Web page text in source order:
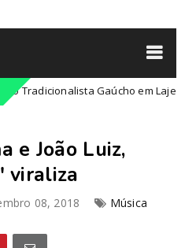
Gaúcho em Lajeado-RS
e João Luiz,
viraliza
08, 2018 Música